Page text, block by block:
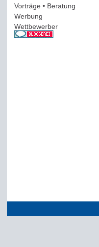
Vorträge • Beratung
Werbung
Wettbewerber(61)